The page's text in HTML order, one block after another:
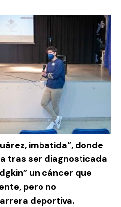
imbatida”, donde
tras ser diagnosticada
un cáncer que
pero no
deportiva.